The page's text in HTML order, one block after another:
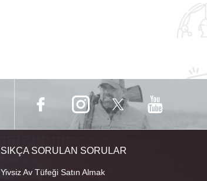
SIKÇA SORULAN SORULAR
Yivsiz Av Tüfeği Satın Almak